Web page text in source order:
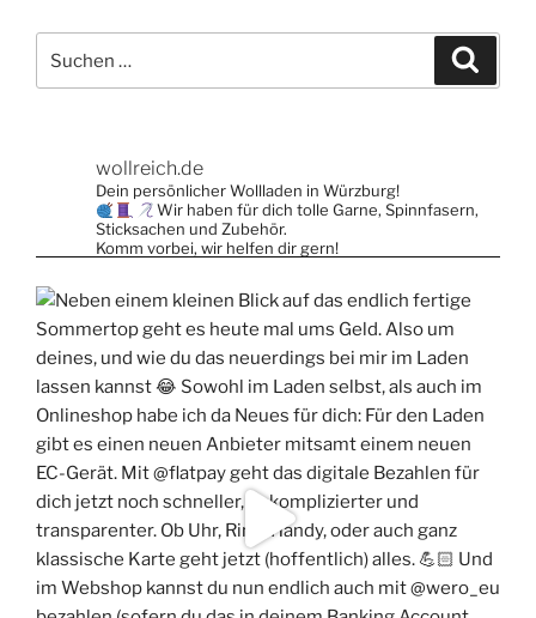
nach:
wollreich.de
Dein persönlicher Wollladen in Würzburg!
Wir haben für dich tolle Garne, Spinnfasern,
Sticksachen und Zubehör.
Komm vorbei, wir helfen dir gern!